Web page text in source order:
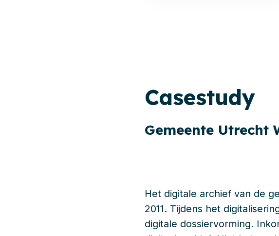
Casestudy
Gemeente Utrecht
Het digitale archief van de
2011. Tijdens het
digitale dossiervorming.